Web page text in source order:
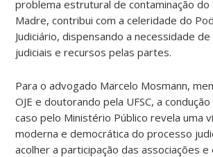
problema estrutural de contaminação do
Madre, contribui com a celeridade do
Judiciário, dispensando a necessidade
judiciais e recursos pelas partes.
Para o advogado Marcelo Mosmann,
OJE e doutorando pela UFSC, a
caso pelo Ministério Público revela uma
moderna e democrática do processo
acolher a participação das associações e